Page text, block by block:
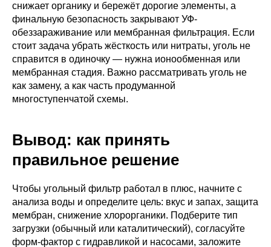
снижает органику и бережёт дорогие элементы, а
финальную безопасность закрывают УФ-
обеззараживание или мембранная фильтрация. Если
стоит задача убрать жёсткость или нитраты, уголь не
справится в одиночку — нужна ионообменная или
мембранная стадия. Важно рассматривать уголь не
как замену, а как часть продуманной
многоступенчатой схемы.
Вывод: как принять
правильное решение
Чтобы угольный фильтр работал в плюс, начните с
анализа воды и определите цель: вкус и запах, защита
мембран, снижение хлорорганики. Подберите тип
загрузки (обычный или каталитический), согласуйте
форм-фактор с гидравликой и насосами, заложите